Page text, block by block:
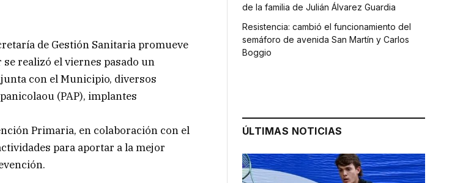
de Gestión Sanitaria promueve
realizó el viernes pasado un
con el Municipio, diversos
(PAP), implantes
Primaria, en colaboración con el
para aportar a la mejor
de la familia de Julián Álvarez Guardia
Resistencia: cambió el funcionamiento del
semáforo de avenida San Martín y Carlos
Boggio
ÚLTIMAS NOTICIAS